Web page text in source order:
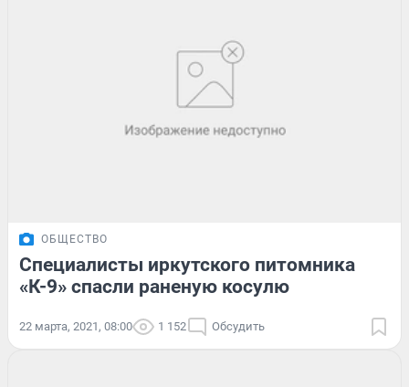
ОБЩЕСТВО
Специалисты иркутского питомника
«К-9» спасли раненую косулю
22 марта, 2021, 08:00 1 152 Обсудить